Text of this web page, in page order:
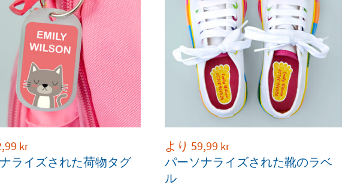
kr
ライズされた荷物タグ
より59,99 kr
パーソナライズされた靴のラベ
ル